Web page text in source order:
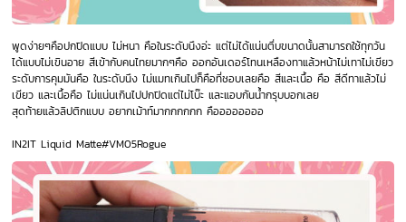
พูดง่ายๆคือปกปิดแบบ ไม่หนา คือในระดับนึงอ่ะ แต่ไม่ได้แน่นตึ่บขนาดนั้นสามารถใช้ทุกวัน
ได้แบบไม่เขินอาย สีเข้ากับคนไทยมากๆคือ ออกอันเดอร์โทนเหลืองทาแล้วหน้าไม่เทาไม่เขียว
ระดับการคุมมันคือ ในระดับนึง ไม่แมทเกินไปก็คือที่ชอบเลยคือ สีและเนื้อ คือ สีดีทาแล้วไม่
เขียว และเนื้อคือ ไม่แน่นเกินไปปกปิดแต่ไม่โบ๊ะ และแอบกันน้ำกรุบบอกเลย
สุดท้ายแล้วลิปติกแบบ อยากเม้าท์มากกกกกก คืออออออออ
IN2IT Liquid Matte#VM05Rogue